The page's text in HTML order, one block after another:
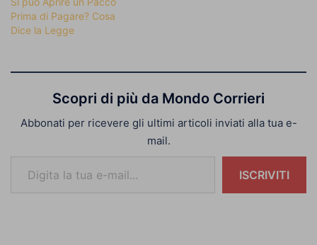
Prima di Pagare? Cosa
Dice la Legge
Scopri di più da Mondo Corrieri
Abbonati per ricevere gli ultimi articoli inviati alla tua e-
mail.
Digita la tua e-mail...
ISCRIVITI